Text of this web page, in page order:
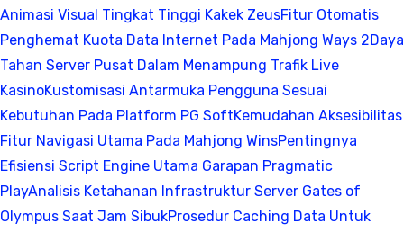
Animasi Visual Tingkat Tinggi Kakek ZeusFitur Otomatis
Penghemat Kuota Data Internet Pada Mahjong Ways 2Daya
Tahan Server Pusat Dalam Menampung Trafik Live
KasinoKustomisasi Antarmuka Pengguna Sesuai
Kebutuhan Pada Platform PG SoftKemudahan Aksesibilitas
Fitur Navigasi Utama Pada Mahjong WinsPentingnya
Efisiensi Script Engine Utama Garapan Pragmatic
PlayAnalisis Ketahanan Infrastruktur Server Gates of
Olympus Saat Jam SibukProsedur Caching Data Untuk